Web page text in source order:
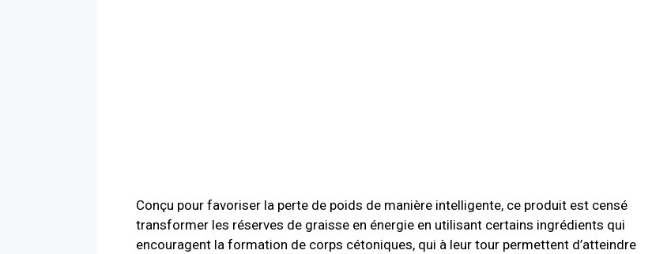
Conçu pour favoriser la perte de poids de manière intelligente, ce produit est censé
transformer les réserves de graisse en énergie en utilisant certains ingrédients qui
encouragent la formation de corps cétoniques, qui à leur tour permettent d’atteindre